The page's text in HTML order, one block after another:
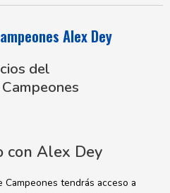
Alex Dey
del
con Alex Dey
tendrás acceso a